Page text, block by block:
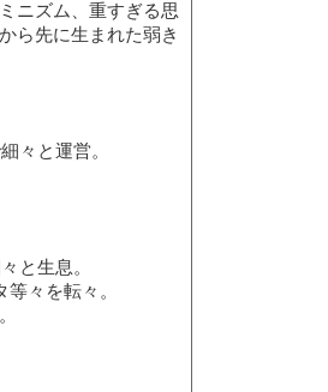
ニズム、重すぎる思
ら先に生まれた弱き
々と運営。
と生息。
々を転々。